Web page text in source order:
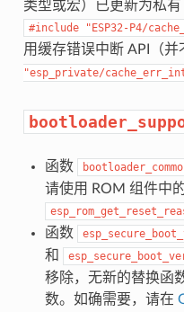
类型或宏）已更新为私
#include "ESP32-P4/
用缓存错误中断 API（并
"esp_private/
函数
请使用 ROM 组件中
函数
和
移除，无新的替换函
数。如确需要，请在